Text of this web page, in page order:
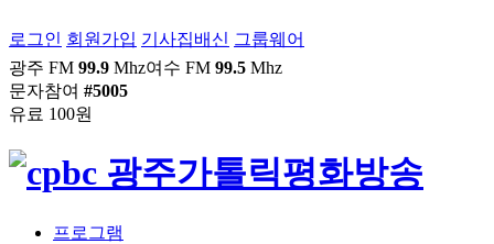
로그인 회원가입 기사집배신 그룹웨어
광주 FM 99.9 Mhz여수 FM 99.5 Mhz
문자참여 #5005
유료 100원
프로그램